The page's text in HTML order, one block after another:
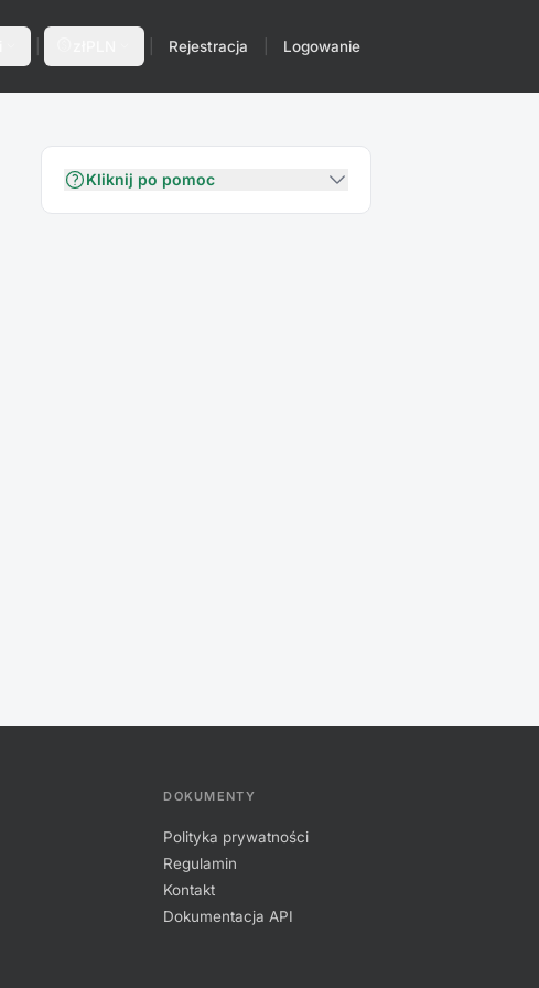
Rejestracja Logowanie
Kliknij po pomoc
DOKUMENTY
Polityka prywatności
Regulamin
Kontakt
Dokumentacja API